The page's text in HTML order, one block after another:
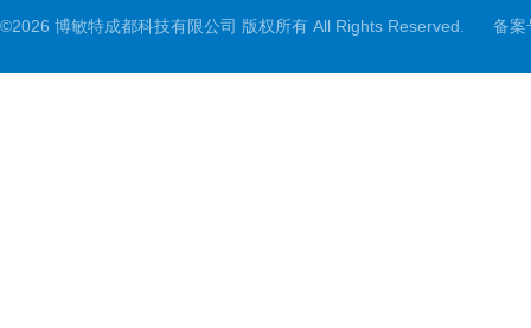
©2026 博敏特成都科技有限公司 版权所有 All Rights Reserved. 备案